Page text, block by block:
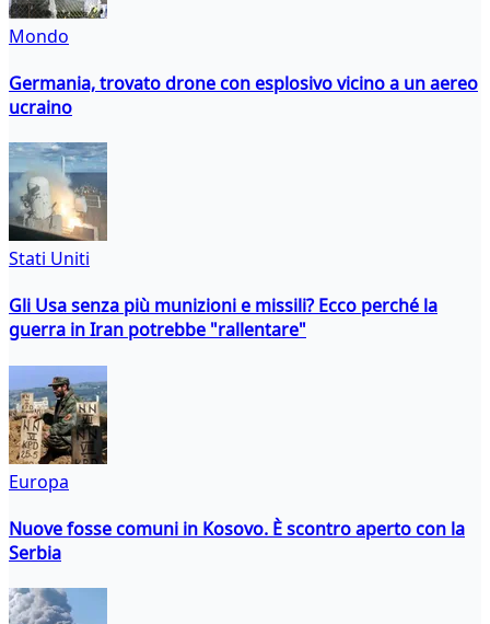
Mondo
Germania, trovato drone con esplosivo vicino a un aereo
ucraino
Stati Uniti
Gli Usa senza più munizioni e missili? Ecco perché la
guerra in Iran potrebbe "rallentare"
Europa
Nuove fosse comuni in Kosovo. È scontro aperto con la
Serbia